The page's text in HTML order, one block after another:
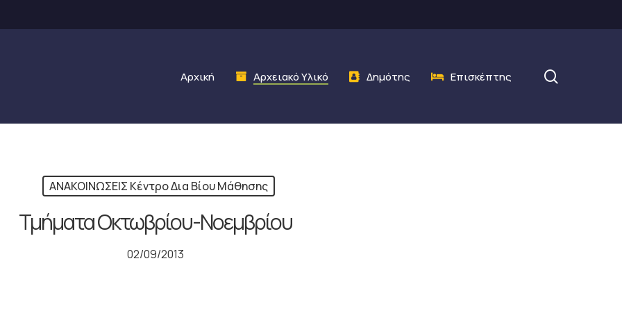
Αρχική Αρχειακό Υλικό Δημότης Επισκέπτης
ΑΝΑΚΟΙΝΩΣΕΙΣ Κέντρο Δια Βίου Μάθησης
Τμήματα Οκτωβρίου-Νοεμβρίου
02/09/2013